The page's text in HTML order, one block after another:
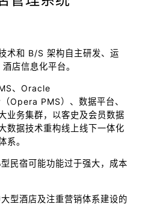
术和 B/S 架构自主研发、运
店信息化平台。
、Oracle
Opera PMS）、数据平台、
业务集群，以客史及会员数据
数据技术重构线上线下一体化
系。
民宿可能功能过于强大，成本
大型酒店及注重营销体系建设的